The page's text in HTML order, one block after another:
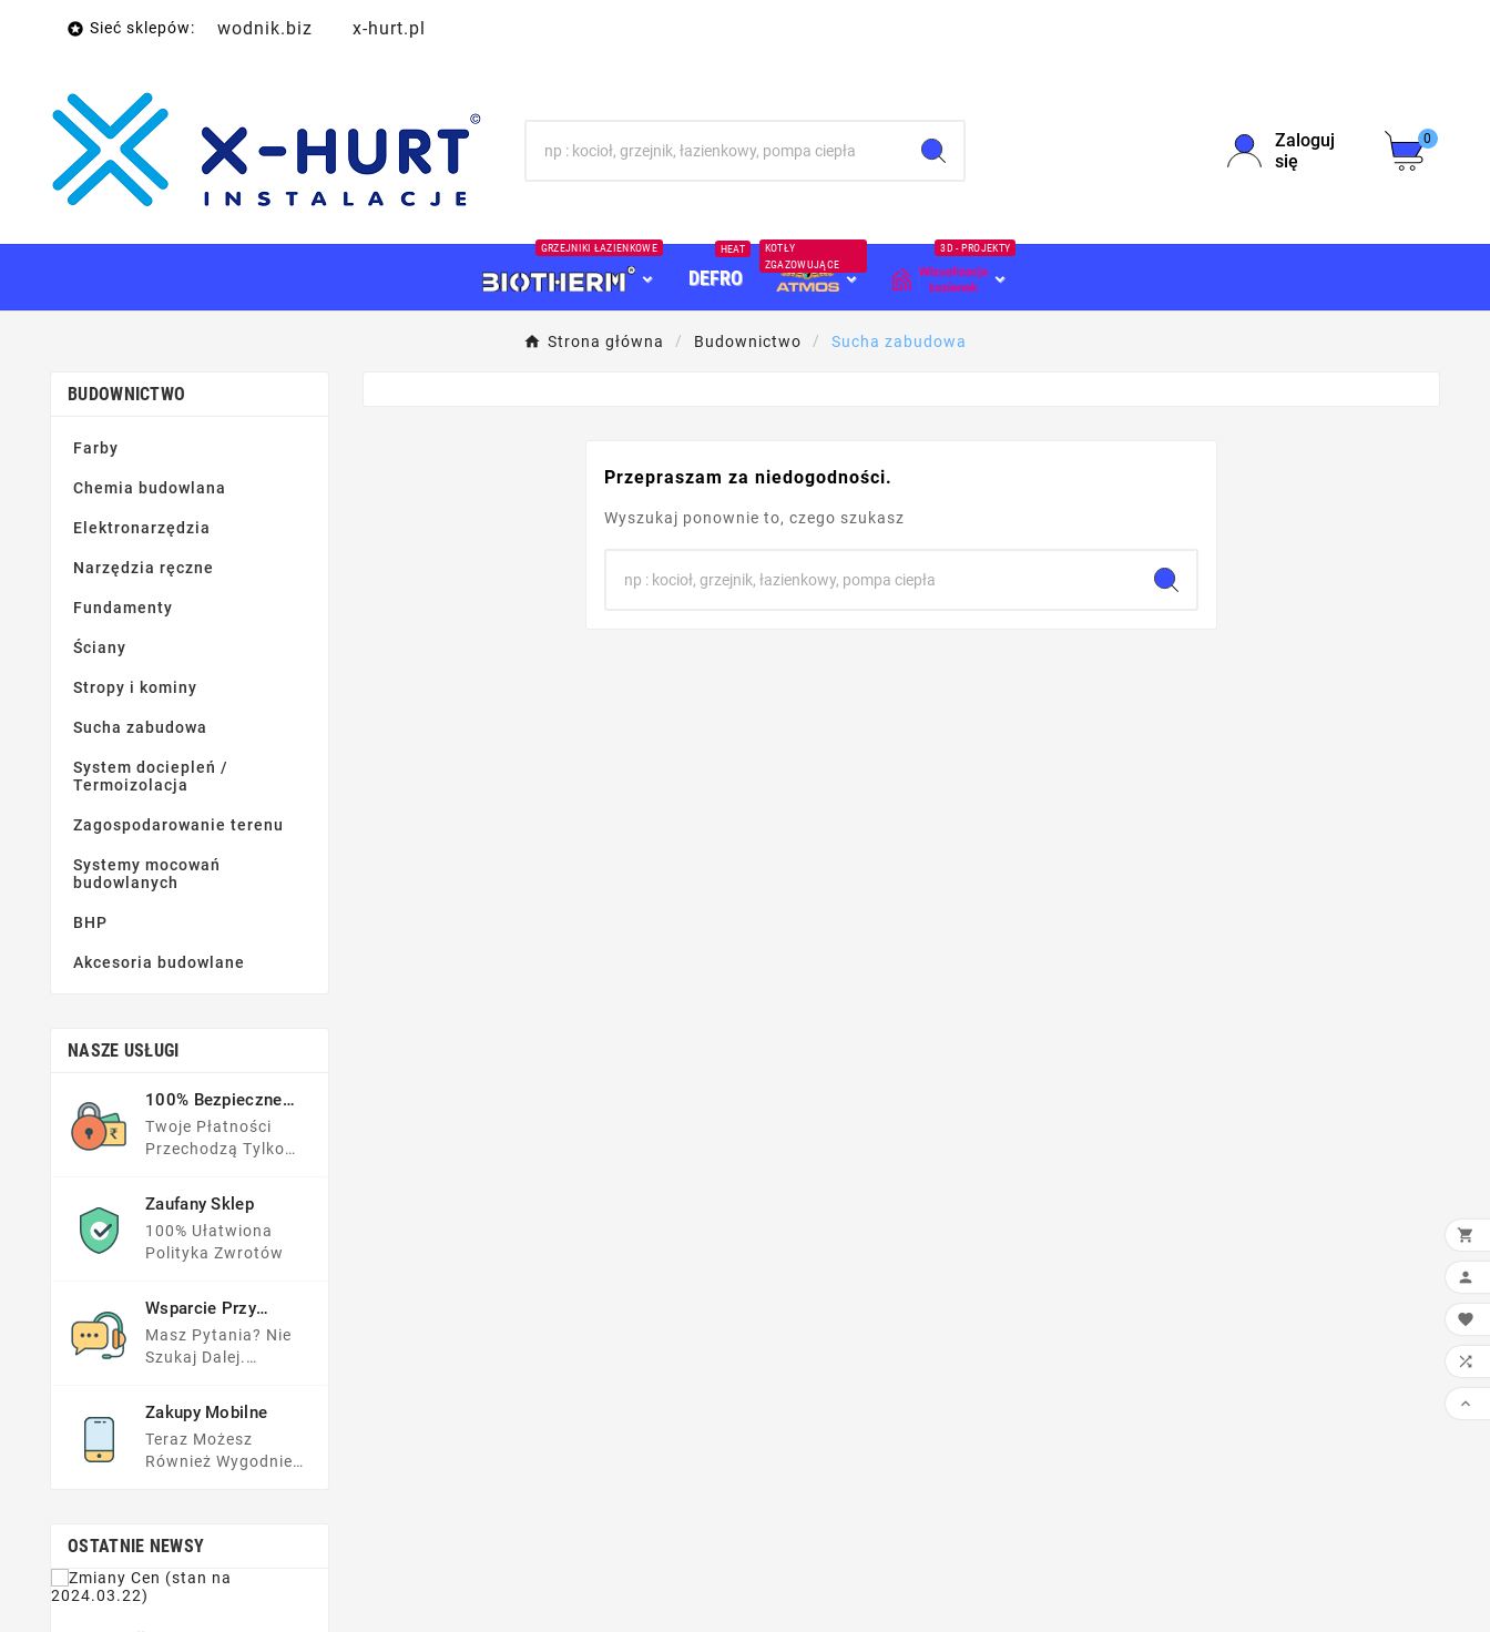
 Sieć sklepów: wodnik.biz x-hurt.pl
Zaloguj
się
0
GRZEJNIKI ŁAZIENKOWE
DEFRO
HEAT
KOTŁY
ZGAZOWUJĄCE
3D - PROJEKTY
Strona główna Budownictwo Sucha zabudowa
BUDOWNICTWO
Farby
Chemia budowlana
Elektronarzędzia
Narzędzia ręczne
Fundamenty
Ściany
Stropy i kominy
Sucha zabudowa
System dociepleń /
Termoizolacja
Zagospodarowanie terenu
Systemy mocowań
budowlanych
BHP
Akcesoria budowlane
NASZE USŁUGI
100% Bezpieczne
Płatności
Twoje Płatności
Przechodzą Tylko
Serwisy
Zaufany Sklep
100% Ułatwiona
Polityka Zwrotów
Wsparcie Przy
Zakupach
Masz Pytania? Nie
Szukaj Dalej.
Lub Napisz Do Nas.
Zakupy Mobilne
Teraz Możesz
Również Wygodnie
OSTATNIE NEWSY
Przepraszam za niedogodności.
Wyszukaj ponownie to, czego szukasz




